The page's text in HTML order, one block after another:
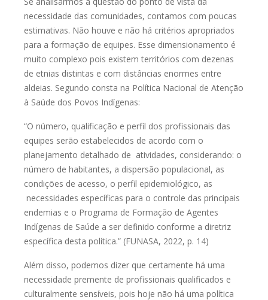
necessidade das comunidades, contamos com poucas
estimativas. Não houve e não há critérios apropriados
para a formação de equipes. Esse dimensionamento é
muito complexo pois existem territórios com dezenas
de etnias distintas e com distâncias enormes entre
aldeias. Segundo consta na Política Nacional de Atenção
à Saúde dos Povos Indígenas:
“O número, qualificação e perfil dos profissionais das
equipes serão estabelecidos de acordo com o
planejamento detalhado de atividades, considerando: o
número de habitantes, a dispersão populacional, as
condições de acesso, o perfil epidemiológico, as
necessidades específicas para o controle das principais
endemias e o Programa de Formação de Agentes
Indígenas de Saúde a ser definido conforme a diretriz
específica desta política.” (FUNASA, 2022, p. 14)
Além disso, podemos dizer que certamente há uma
necessidade premente de profissionais qualificados e
culturalmente sensíveis, pois hoje não há uma política